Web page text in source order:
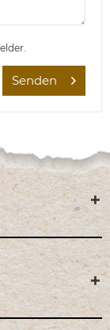
Senden